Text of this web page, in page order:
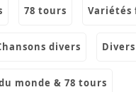
78 tours
chansons divers divers
du monde & 78 tours